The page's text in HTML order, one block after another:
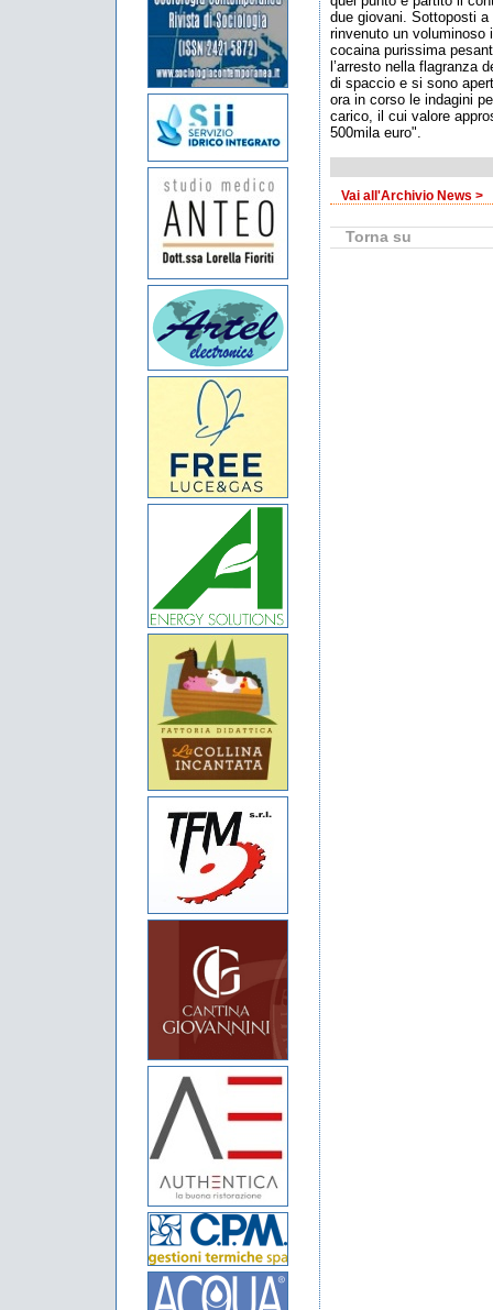
due giovani. Sottoposti
rinvenuto un voluminoso
cocaina purissima
l’arresto nella flagranza
di spaccio e si sono
ora in corso le indagini
carico, il cui valore
500mila euro".
Vai all'Archivio News >
Torna su